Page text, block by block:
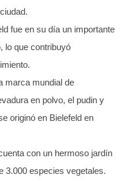
fue en su día un importante
lo que contribuyó
marca mundial de
en polvo, el pudin y
originó en Bielefeld en
con un hermoso jardín
3.000 especies vegetales.